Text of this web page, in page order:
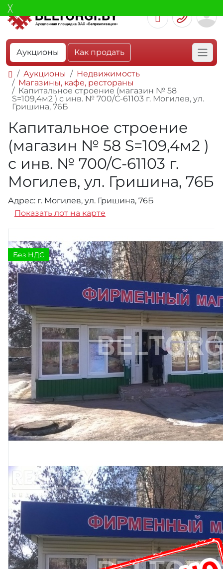
Аукционы Как продать
Аукционы
Недвижимость
Магазины, кафе, рестораны
Капитальное строение (магазин № 58
S=109,4м2 ) с инв. № 700/С-61103 г. Могилев, ул.
Гришина, 76Б
Капитальное строение
(магазин № 58 S=109,4м2 )
с инв. № 700/С-61103 г.
Могилев, ул. Гришина, 76Б
Адрес: г. Могилев, ул. Гришина, 76Б
Показать лот на карте
Без НДС